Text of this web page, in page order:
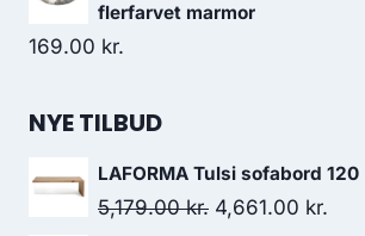
flerfarvet marmor
169.00 kr.
NYE TILBUD
LAFORMA Tulsi sofabord
5,179.00kr. 4,661.00 kr.